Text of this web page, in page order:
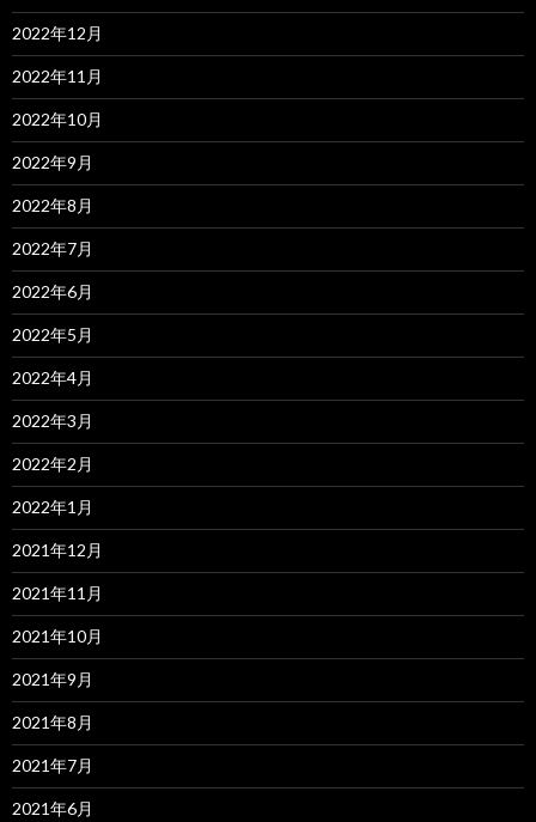
2022年12月
2022年11月
2022年10月
2022年9月
2022年8月
2022年7月
2022年6月
2022年5月
2022年4月
2022年3月
2022年2月
2022年1月
2021年12月
2021年11月
2021年10月
2021年9月
2021年8月
2021年7月
2021年6月